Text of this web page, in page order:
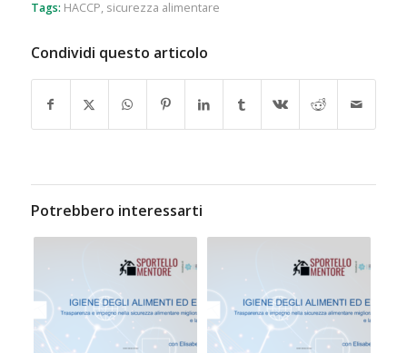
Tags: HACCP, sicurezza alimentare
Condividi questo articolo
Potrebbero interessarti